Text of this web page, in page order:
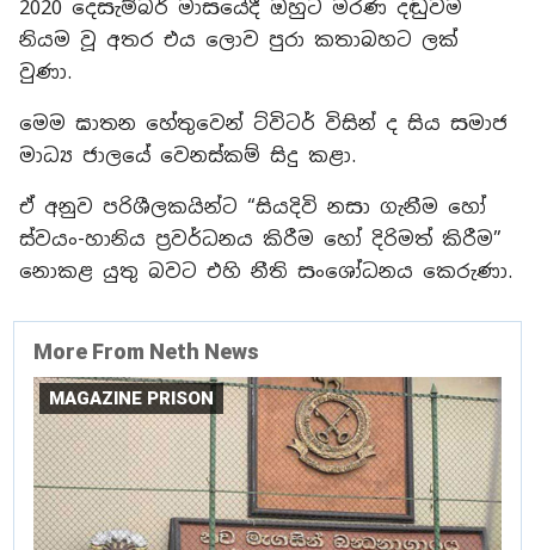
2020 දෙසැම්බර් මාසයේදී ඔහුට මරණ දඬුවම
නියම වූ අතර එය ලොව පුරා කතාබහට ලක්
වුණා.
මෙම ඝාතන හේතුවෙන් ට්විටර් විසින් ද සිය සමාජ
මාධ්‍ය ජාලයේ වෙනස්කම් සිදු කළා.
ඒ අනුව පරිශීලකයින්ට “සියදිවි නසා ගැනීම හෝ
ස්වයං-හානිය ප්‍රවර්ධනය කිරීම හෝ දිරිමත් කිරීම”
නොකළ යුතු බවට එහි නීති සංශෝධනය කෙරුණා.
More From Neth News
MAGAZINE PRISON